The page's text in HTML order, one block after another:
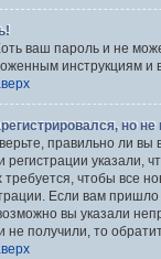
ваш пароль и не
инструкциям и
но не
правильно ли вы
регистрации указали,
чтобы все
Если вам
вы указали
не получили, то